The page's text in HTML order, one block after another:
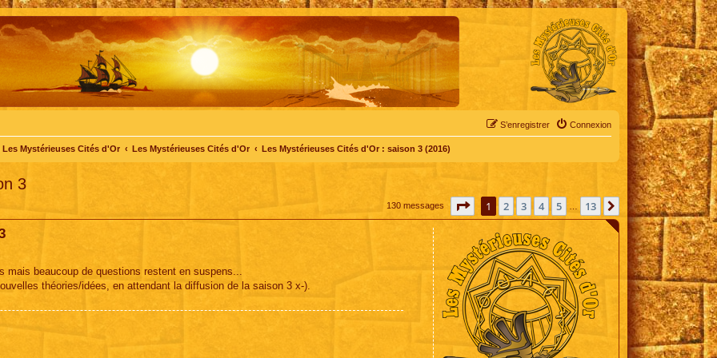
Connexion
S’enregistrer
Les Mystérieuses Cités d'Or Les Mystérieuses Cités d'Or Les Mystérieuses Cités d'Or : saison 3 (2016)
3
130 messages Page sur13
1 2 3 4 5 13 Suivante
mais beaucoup de questions restent en suspens...
théories/idées, en attendant la diffusion de la saison 3 x-).